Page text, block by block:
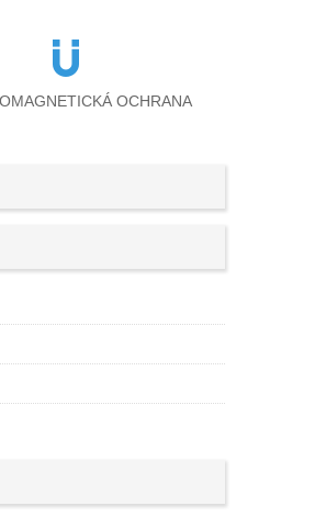
OCHRANA